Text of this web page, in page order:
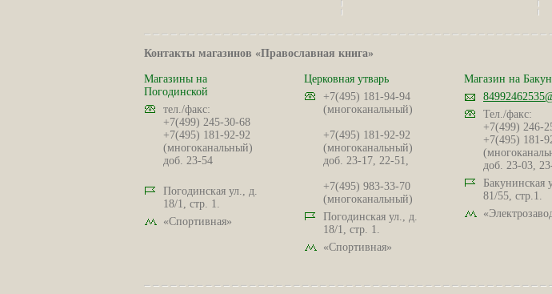
Контакты магазинов «Православная книга»
Магазины на
Погодинской
тел./факс:
+7(499) 245-30-68
+7(495) 181-92-92
(многоканальный)
доб. 23-54
Погодинская ул., д.
18/1, стр. 1.
«Спортивная»
Церковная утварь
+7(495) 181-94-94
(многоканальный)
+7(495) 181-92-92
(многоканальный)
доб. 23-17, 22-51,
+7(495) 983-33-70
(многоканальный)
Погодинская ул., д.
18/1, стр. 1.
«Спортивная»
Магазин на
Тел./факс:
+7(499) 246-
+7(495) 181-
доб. 23-03,
Бакунинская
81/55, стр.1.